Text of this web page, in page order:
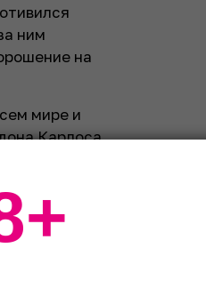
ним
на
мире и
Карлоса
и
Испании.
и
о